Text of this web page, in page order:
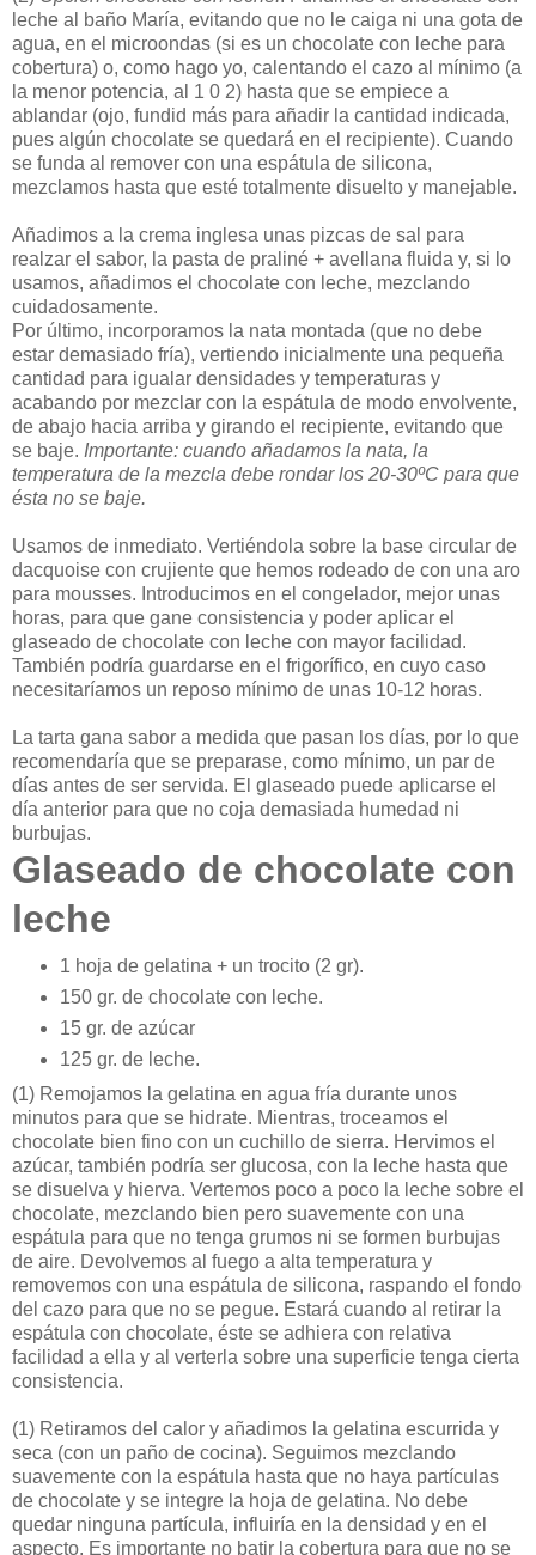
leche al baño María, evitando que no le caiga ni una gota de
agua, en el microondas (si es un chocolate con leche para
cobertura) o, como hago yo, calentando el cazo al mínimo (a
la menor potencia, al 1 0 2) hasta que se empiece a
ablandar (ojo, fundid más para añadir la cantidad indicada,
pues algún chocolate se quedará en el recipiente). Cuando
se funda al remover con una espátula de silicona,
mezclamos hasta que esté totalmente disuelto y manejable.
Añadimos a la crema inglesa unas pizcas de sal para
realzar el sabor, la pasta de praliné + avellana fluida y, si lo
usamos, añadimos el chocolate con leche, mezclando
cuidadosamente.
Por último, incorporamos la nata montada (que no debe
estar demasiado fría), vertiendo inicialmente una pequeña
cantidad para igualar densidades y temperaturas y
acabando por mezclar con la espátula de modo envolvente,
de abajo hacia arriba y girando el recipiente, evitando que
se baje. Importante: cuando añadamos la nata, la
temperatura de la mezcla debe rondar los 20-30ºC para que
ésta no se baje.
Usamos de inmediato. Vertiéndola sobre la base circular de
dacquoise con crujiente que hemos rodeado de con una aro
para mousses. Introducimos en el congelador, mejor unas
horas, para que gane consistencia y poder aplicar el
glaseado de chocolate con leche con mayor facilidad.
También podría guardarse en el frigorífico, en cuyo caso
necesitaríamos un reposo mínimo de unas 10-12 horas.
La tarta gana sabor a medida que pasan los días, por lo que
recomendaría que se preparase, como mínimo, un par de
días antes de ser servida. El glaseado puede aplicarse el
día anterior para que no coja demasiada humedad ni
burbujas.
Glaseado de chocolate con
leche
1 hoja de gelatina + un trocito (2 gr).
150 gr. de chocolate con leche.
15 gr. de azúcar
125 gr. de leche.
(1) Remojamos la gelatina en agua fría durante unos
minutos para que se hidrate. Mientras, troceamos el
chocolate bien fino con un cuchillo de sierra. Hervimos el
azúcar, también podría ser glucosa, con la leche hasta que
se disuelva y hierva. Vertemos poco a poco la leche sobre el
chocolate, mezclando bien pero suavemente con una
espátula para que no tenga grumos ni se formen burbujas
de aire. Devolvemos al fuego a alta temperatura y
removemos con una espátula de silicona, raspando el fondo
del cazo para que no se pegue. Estará cuando al retirar la
espátula con chocolate, éste se adhiera con relativa
facilidad a ella y al verterla sobre una superficie tenga cierta
consistencia.
(1) Retiramos del calor y añadimos la gelatina escurrida y
seca (con un paño de cocina). Seguimos mezclando
suavemente con la espátula hasta que no haya partículas
de chocolate y se integre la hoja de gelatina. No debe
quedar ninguna partícula, influiría en la densidad y en el
aspecto. Es importante no batir la cobertura para que no se